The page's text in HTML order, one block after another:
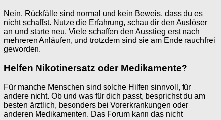
Nein. Rückfälle sind normal und kein Beweis, dass du es
nicht schaffst. Nutze die Erfahrung, schau dir den Auslöser
an und starte neu. Viele schaffen den Ausstieg erst nach
mehreren Anläufen, und trotzdem sind sie am Ende rauchfrei
geworden.
Helfen Nikotinersatz oder Medikamente?
Für manche Menschen sind solche Hilfen sinnvoll, für
andere nicht. Ob und was für dich passt, besprichst du am
besten ärztlich, besonders bei Vorerkrankungen oder
anderen Medikamenten. Das Forum kann das nicht